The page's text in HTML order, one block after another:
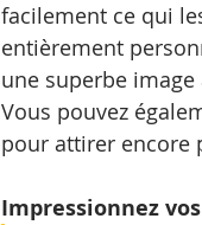
facilement ce qui
entièrement
une superbe
Vous pouvez
pour attirer encore
Impressionnez